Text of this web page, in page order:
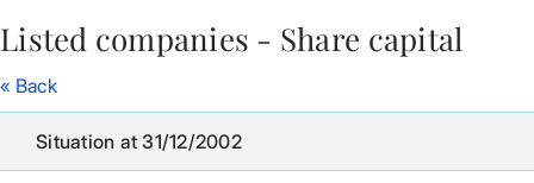
Skip to Main Content
Listed companies - Share capital
« Back
Situation at 31/12/2002